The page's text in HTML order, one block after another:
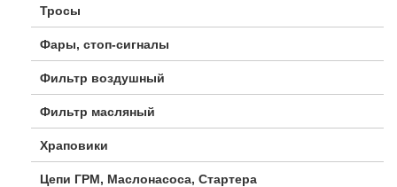
Тросы
Фары, стоп-сигналы
Фильтр воздушный
Фильтр масляный
Храповики
Цепи ГРМ, Маслонасоса, Стартера